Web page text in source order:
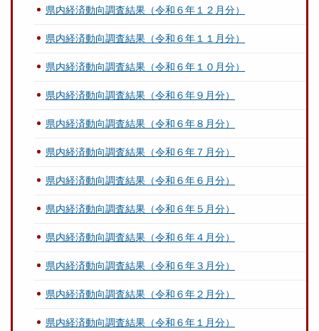
県内経済動向調査結果（令和６年１２月分）
県内経済動向調査結果（令和６年１１月分）
県内経済動向調査結果（令和６年１０月分）
県内経済動向調査結果（令和６年９月分）
県内経済動向調査結果（令和６年８月分）
県内経済動向調査結果（令和６年７月分）
県内経済動向調査結果（令和６年６月分）
県内経済動向調査結果（令和６年５月分）
県内経済動向調査結果（令和６年４月分）
県内経済動向調査結果（令和６年３月分）
県内経済動向調査結果（令和６年２月分）
県内経済動向調査結果（令和６年１月分）